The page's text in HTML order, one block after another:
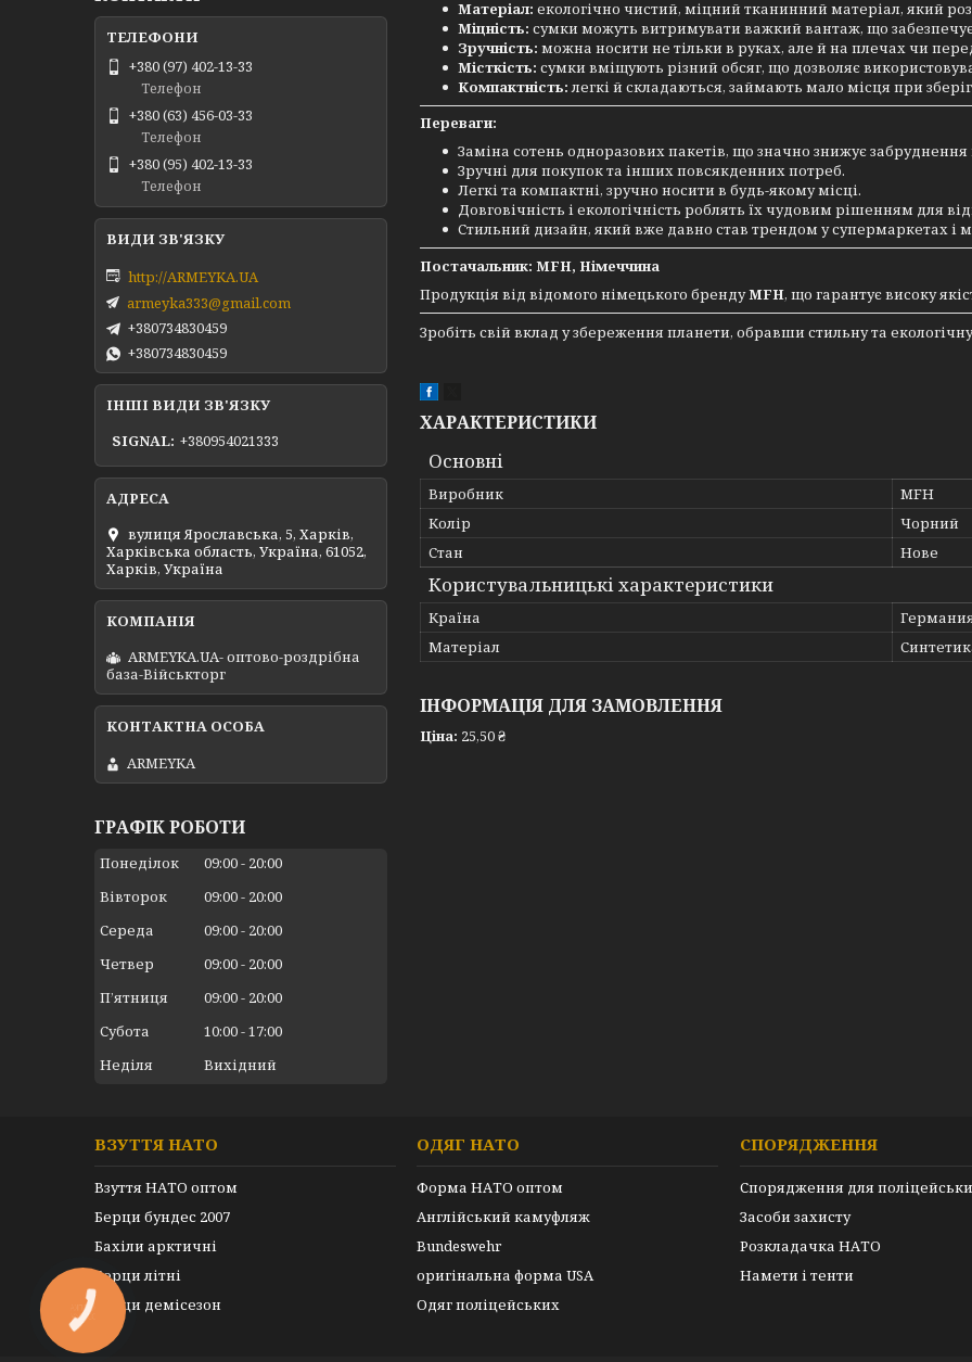
Матеріал: екологічно чистий, міцний тканинний матеріал, який
Міцність: сумки можуть витримувати важкий вантаж, що забезпечує
Зручність: можна носити не тільки в руках, але й на плечах чи
Місткість: сумки вміщують різний обсяг, що дозволяє
Компактність: легкі й складаються, займають мало місця при
Переваги:
Заміна сотень одноразових пакетів, що значно знижує
Зручні для покупок та інших повсякденних потреб.
Легкі та компактні, зручно носити в будь-якому місці.
Довговічність і екологічність роблять їх чудовим рішенням для
Стильний дизайн, який вже давно став трендом у супермаркетах і
Постачальник: MFH, Німеччина
Продукція від відомого німецького брендуMFH, що гарантує високу
Зробіть свій вклад у збереження планети, обравши стильну та
ХАРАКТЕРИСТИКИ
Основні
Виробник
MFH
Колір
Чорний
Стан
Нове
Користувальницькі характеристики
Країна
Матеріал
ІНФОРМАЦІЯ ДЛЯ ЗАМОВЛЕННЯ
Ціна: 25,50 ₴
+380 (97) 402-13-33
Телефон
+380 (63) 456-03-33
Телефон
+380 (95) 402-13-33
Телефон
http://ARMEYKA.UA
armeyka333@gmail.com
+380734830459
+380734830459
ІНШІ ВИДИ ЗВ'ЯЗКУ
SIGNAL +380954021333
вулиця Ярославська, 5, Харків,
Харківська область, Україна, 61052,
Харків, Україна
ARMEYKA.UA- оптово-роздрібна
база-Військторг
ARMEYKA
ГРАФІК РОБОТИ
Понеділок 09:00
20:00
Вівторок
09:00
20:00
Середа
09:00
20:00
Четвер
09:00
20:00
Пʼятниця
09:00
20:00
Субота
10:00 17:00
Неділя
Вихідний
ВЗУТТЯ НАТО
Взуття НАТО оптом
Берци бундес 2007
Бахіли арктичні
Берци літні
Берци демісезон
ОДЯГ НАТО
Форма НАТО оптом
Англійський камуфляж
Bundeswehr
оригінальна форма USA
Одяг поліцейських
СПОРЯДЖЕННЯ
Спорядження для
Засоби захисту
Розкладачка НАТО
Намети і тенти
КНОПКА
ЗВ'ЯЗКУ